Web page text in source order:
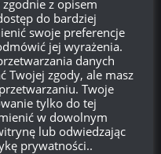
z opisem
do bardziej
swoje preferencje
jej wyrażenia.
danych
Twojej zgody, ale masz
Twoje
tylko do tej
w dowolnym
lub odwiedzając
prywatności..